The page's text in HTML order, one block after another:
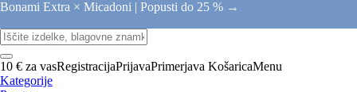
Bonami Extra × Micadoni | Popusti do 25 % →
10 € za vasRegistracijaPrijavaPrimerjava KošaricaMenu
Kategorije